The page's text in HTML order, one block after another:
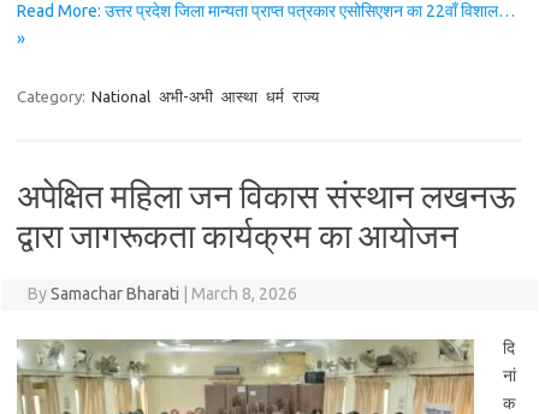
Read More: उत्तर प्रदेश जिला मान्यता प्राप्त पत्रकार एसोसिएशन का 22वाँ विशाल…
»
Category: National अभी-अभी आस्था धर्म राज्य
अपेक्षित महिला जन विकास संस्थान लखनऊ
द्वारा जागरूकता कार्यक्रम का आयोजन
BySamachar Bharati March 8, 2026
दि
नां
क